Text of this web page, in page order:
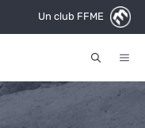
Un club FFME